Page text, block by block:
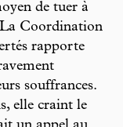
de tuer à
Coordination
rapporte
souffrances.
elle craint le